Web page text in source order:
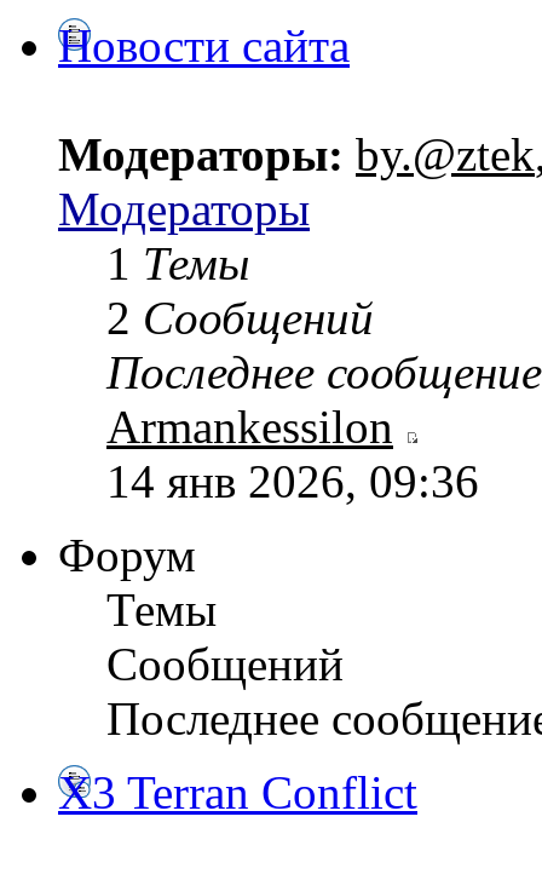
Новости сайта
Модераторы: by.@ztek
Модераторы
1 Темы
2 Сообщений
Последнее сообщение
Armankessilon
14 янв 2026, 09:36
Форум
Темы
Сообщений
Последнее
X3 Terran Conflict